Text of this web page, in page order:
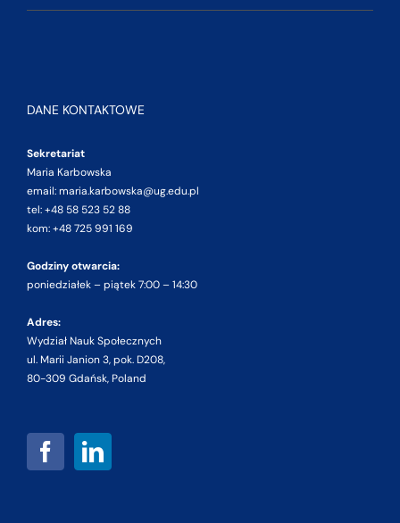
DANE KONTAKTOWE
Sekretariat
Maria Karbowska
email: maria.karbowska@ug.edu.pl
tel: +48 58 523 52 88
kom: +48 725 991 169
Godziny otwarcia:
poniedziałek – piątek 7:00 – 14:30
Adres:
Wydział Nauk Społecznych
ul. Marii Janion 3, pok. D208,
80-309 Gdańsk, Poland